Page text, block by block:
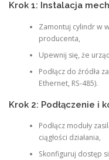
Krok 1: Instalacja
Zamontuj cylindr w
producenta,
Upewnij się, że
Podłącz do źródła
Ethernet, RS-485).
Krok 2: Podłączenie i
Podłącz moduły
ciągłości działania,
Skonfiguruj dostęp